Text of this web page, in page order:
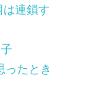
連鎖す
ったとき